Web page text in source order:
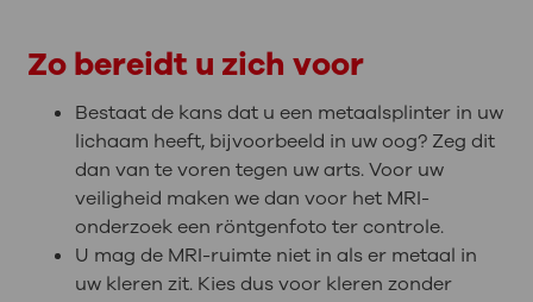
Zo bereidt u zich voor
Bestaat de kans dat u een metaalsplinter in uw
lichaam heeft, bijvoorbeeld in uw oog? Zeg dit
dan van te voren tegen uw arts. Voor uw
veiligheid maken we dan voor het MRI-
onderzoek een röntgenfoto ter controle.
U mag de MRI-ruimte niet in als er metaal in
uw kleren zit. Kies dus voor kleren zonder